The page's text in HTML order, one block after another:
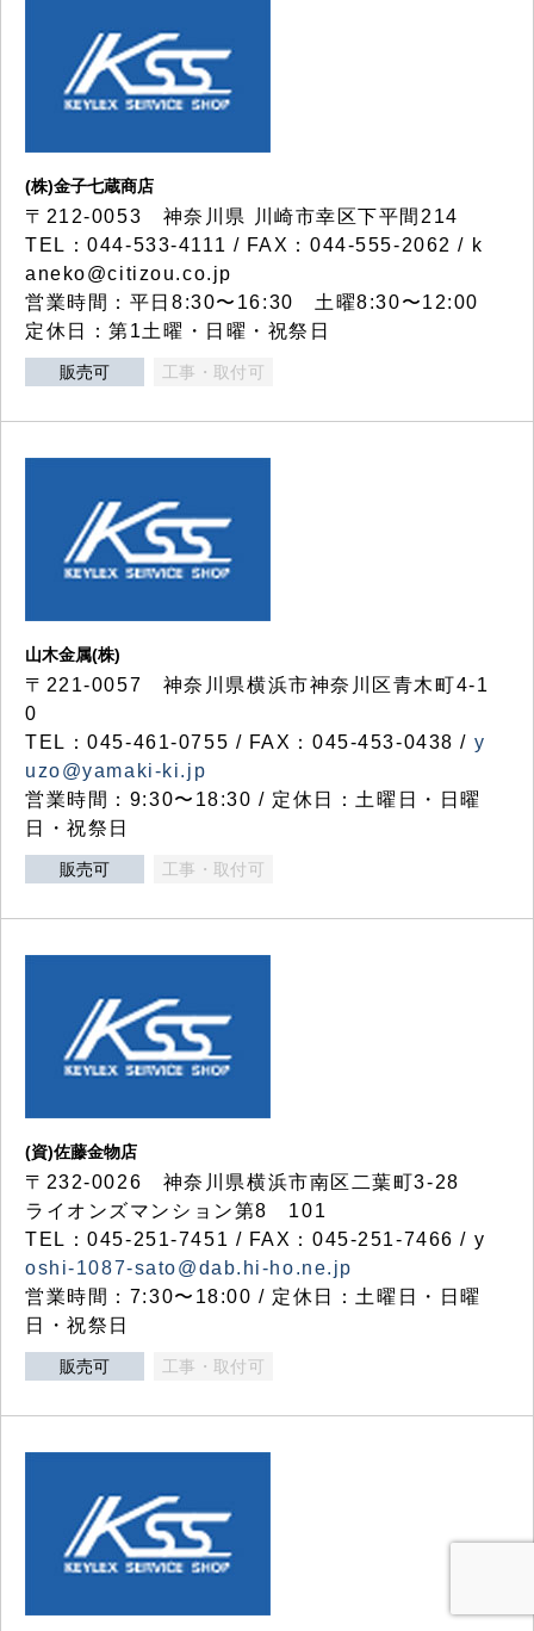
(株)金子七蔵商店
〒212-0053 神奈川県 川崎市幸区下平間214
TEL：044-533-4111 / FAX：044-555-2062 / k
aneko@citizou.co.jp
営業時間：平日8:30〜16:30 土曜8:30〜12:00
定休日：第1土曜・日曜・祝祭日
販売可 工事・取付可
山木金属(株)
〒221-0057 神奈川県横浜市神奈川区青木町4-1
0
TEL：045-461-0755 / FAX：045-453-0438 / y
uzo@yamaki-ki.jp
営業時間：9:30〜18:30 / 定休日：土曜日・日曜
日・祝祭日
販売可 工事・取付可
(資)佐藤金物店
〒232-0026 神奈川県横浜市南区二葉町3-28
ライオンズマンション第8 101
TEL：045-251-7451 / FAX：045-251-7466 / y
oshi-1087-sato@dab.hi-ho.ne.jp
営業時間：7:30〜18:00 / 定休日：土曜日・日曜
日・祝祭日
販売可 工事・取付可